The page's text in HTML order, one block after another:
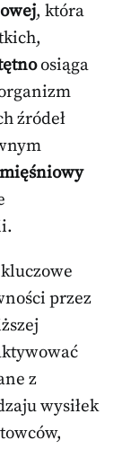
, która
osiąga
źródeł
przez
z
wysiłek